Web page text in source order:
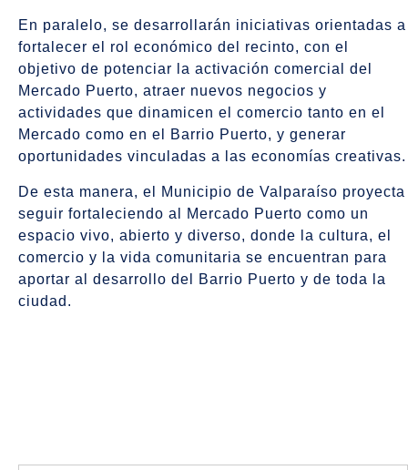
En paralelo, se desarrollarán iniciativas orientadas a
fortalecer el rol económico del recinto, con el
objetivo de potenciar la activación comercial del
Mercado Puerto, atraer nuevos negocios y
actividades que dinamicen el comercio tanto en el
Mercado como en el Barrio Puerto, y generar
oportunidades vinculadas a las economías creativas.
De esta manera, el Municipio de Valparaíso proyecta
seguir fortaleciendo al Mercado Puerto como un
espacio vivo, abierto y diverso, donde la cultura, el
comercio y la vida comunitaria se encuentran para
aportar al desarrollo del Barrio Puerto y de toda la
ciudad.